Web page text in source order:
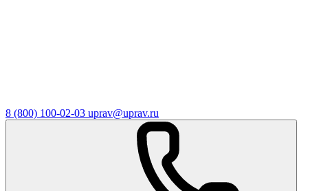
8 (800) 100-02-03 uprav@uprav.ru